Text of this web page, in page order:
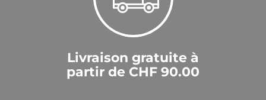
Livraison gratuite à
partir de CHF 90.00